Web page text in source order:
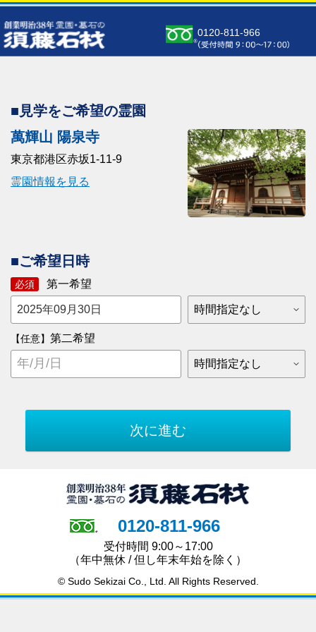
0120-811-966
■見学をご希望の霊園
萬輝山 陽泉寺
東京都港区赤坂1-11-9
霊園情報を見る
■ご希望日時
必須 第一希望
【任意】 第二希望
0120-811-966
受付時間 9:00～17:00
（年中無休 / 但し年末年始を除く）
© Sudo Sekizai Co., Ltd. All Rights Reserved.